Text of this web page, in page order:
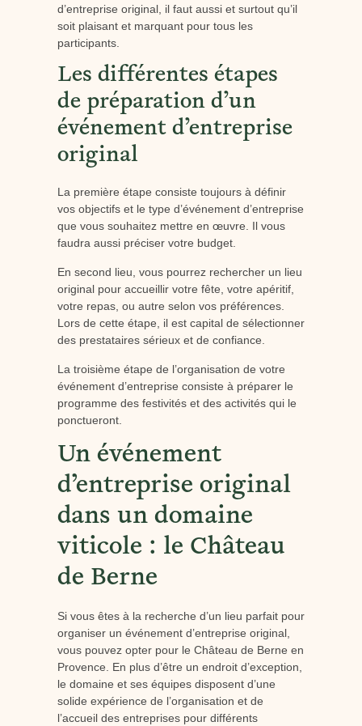
d’entreprise original, il faut aussi et surtout qu’il
soit plaisant et marquant pour tous les
participants.
Les différentes étapes
de préparation d’un
événement d’entreprise
original
La première étape consiste toujours à définir
vos objectifs et le type d’événement d’entreprise
que vous souhaitez mettre en œuvre. Il vous
faudra aussi préciser votre budget.
En second lieu, vous pourrez rechercher un lieu
original pour accueillir votre fête, votre apéritif,
votre repas, ou autre selon vos préférences.
Lors de cette étape, il est capital de sélectionner
des prestataires sérieux et de confiance.
La troisième étape de l’organisation de votre
événement d’entreprise consiste à préparer le
programme des festivités et des activités qui le
ponctueront.
Un événement
d’entreprise original
dans un domaine
viticole : le Château
de Berne
Si vous êtes à la recherche d’un lieu parfait pour
organiser un événement d’entreprise original,
vous pouvez opter pour le Château de Berne en
Provence. En plus d’être un endroit d’exception,
le domaine et ses équipes disposent d’une
solide expérience de l’organisation et de
l’accueil des entreprises pour différents